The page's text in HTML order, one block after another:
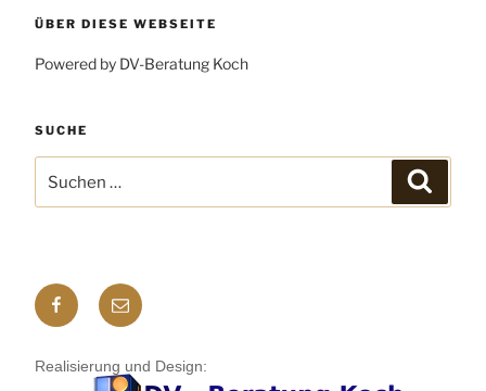
ÜBER DIESE WEBSEITE
Powered by DV-Beratung Koch
SUCHE
nach:
Facebook
E-
mail
Realisierung und Design: